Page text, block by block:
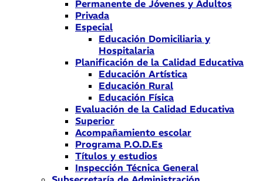
Permanente de Jóvenes y Adultos
Privada
Especial
Educación Domiciliaria y
Hospitalaria
Planificación de la Calidad Educativa
Educación Artística
Educación Rural
Educación Física
Evaluación de la Calidad Educativa
Superior
Acompañamiento escolar
Programa P.O.D.Es
Títulos y estudios
Inspección Técnica General